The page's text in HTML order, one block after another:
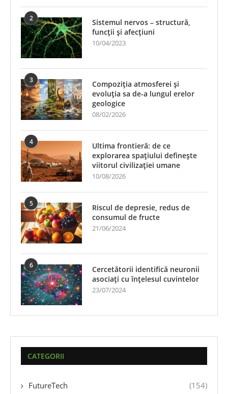
2
Sistemul nervos – structură,
funcții și afecțiuni
10/04/2023
3
Compoziția atmosferei și
evoluția sa de-a lungul erelor
geologice
08/02/2026
4
Ultima frontieră: de ce
explorarea spațiului definește
viitorul civilizației umane
10/08/2026
5
Riscul de depresie, redus de
consumul de fructe
21/06/2024
6
Cercetătorii identifică neuronii
asociați cu înțelesul cuvintelor
23/07/2024
CATEGORII
FutureTech (154)